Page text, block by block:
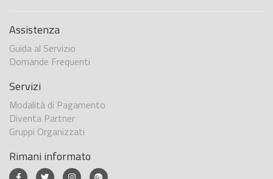
Assistenza
Guida al Servizio
Domande Frequenti
Servizi
Modalità di Pagamento
Diventa Partner
Gruppi Organizzati
Rimani informato